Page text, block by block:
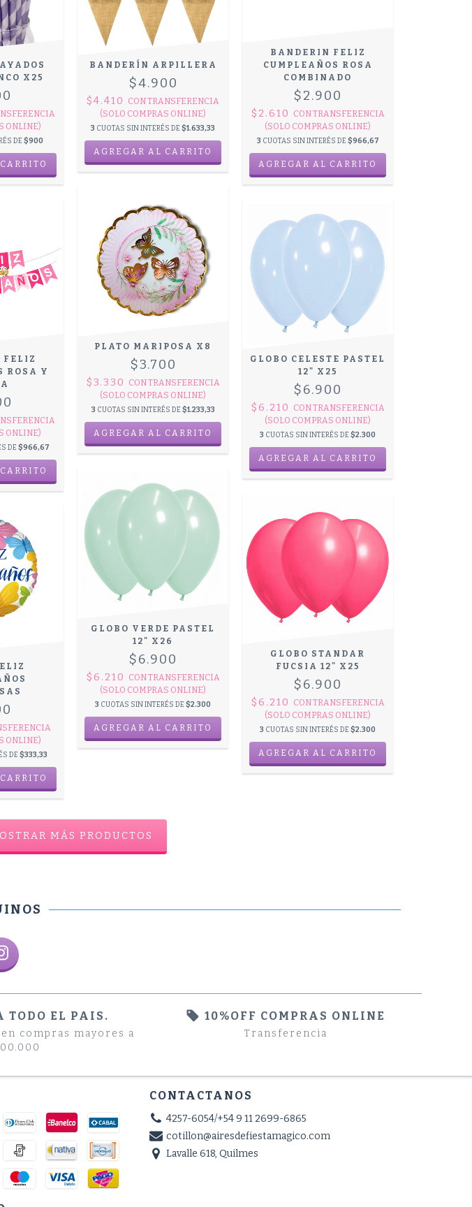
X25
ONLINE)
DE$900
BANDERÍN ARPILLERA
$4.900
$4.410 CONTRANSFERENCIA
(SOLO COMPRAS ONLINE)
3 CUOTAS SIN INTERÉS DE$1.633,33
BANDERIN FELIZ
CUMPLEAÑOS ROSA
COMBINADO
$2.900
$2.610 CONTRANSFERENCIA
(SOLO COMPRAS ONLINE)
3 CUOTAS SIN INTERÉS DE $966,67
FELIZ
ROSA Y
ONLINE)
DE $966,67
PLATO MARIPOSA X8
$3.700
$3.330 CONTRANSFERENCIA
(SOLO COMPRAS ONLINE)
3 CUOTAS SIN INTERÉS DE $1.233,33
GLOBO CELESTE PASTEL
12" X25
$6.900
$6.210 CONTRANSFERENCIA
(SOLO COMPRAS ONLINE)
3 CUOTAS SIN INTERÉS DE$2.300
ONLINE)
DE$333,33
GLOBO VERDE PASTEL
12" X26
$6.900
$6.210 CONTRANSFERENCIA
(SOLO COMPRAS ONLINE)
3 CUOTAS SIN INTERÉS DE$2.300
GLOBO STANDAR
FUCSIA 12" X25
$6.900
$6.210 CONTRANSFERENCIA
(SOLO COMPRAS ONLINE)
3 CUOTAS SIN INTERÉS DE$2.300
MÁS PRODUCTOS
TODO EL PAIS.
en compras mayores a
10%OFF COMPRAS ONLINE
Transferencia
CONTACTANOS
4257-6054/+54 9 11 2699-6865
cotillon@airesdefiestamagico.com
Lavalle 618, Quilmes